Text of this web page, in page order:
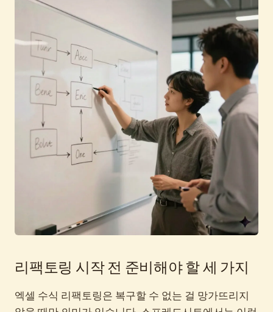
리팩토링 시작 전 준비해야 할 세 가지
엑셀 수식 리팩토링은 복구할 수 없는 걸 망가뜨리지